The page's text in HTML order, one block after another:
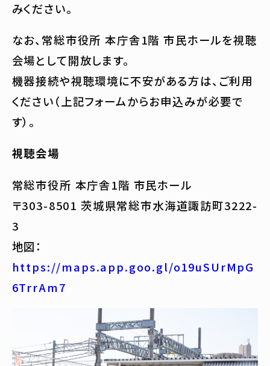
みください。
なお、常総市役所 本庁舎1階 市民ホールを視聴
会場として開放します。
機器接続や視聴環境に不安がある方は、ご利用
ください（上記フォームからお申込みが必要で
す）。
視聴会場
常総市役所 本庁舎1階 市民ホール
〒303-8501 茨城県常総市水海道諏訪町3222-
3
地図：
https://maps.app.goo.gl/o19uSUrMpG
6TrrAm7